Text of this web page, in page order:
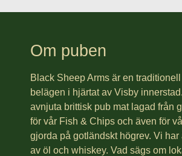
Om puben
Black Sheep Arms är en
belägen i hjärtat av Visby
avnjuta brittisk pub mat lagad från
för vår Fish & Chips och även för
gjorda på gotländskt högrev. Vi har
av öl och whiskey. Vad sägs om